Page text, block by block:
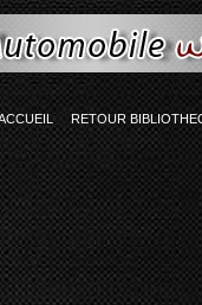
to read resource:
RETOUR